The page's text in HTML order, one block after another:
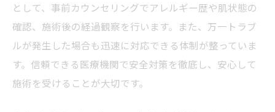
として、事前カウンセリングでアレルギー歴や肌状態の
確認、施術後の経過観察を行います。また、万一トラブ
ルが発生した場合も迅速に対応できる体制が整っていま
す。信頼できる医療機関で安全対策を徹底し、安心して
施術を受けることが大切です。